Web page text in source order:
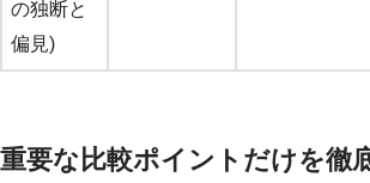
の独断と
偏見)
重要な比較ポイントだけを徹